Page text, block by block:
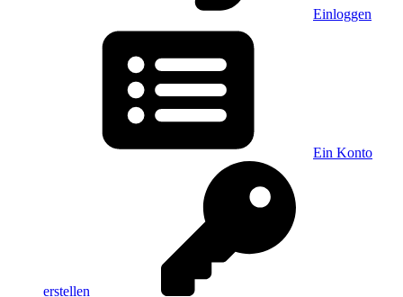
Einloggen
Ein Konto
erstellen